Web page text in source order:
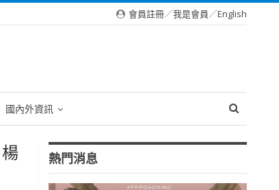
會員註冊／我是會員／English
國內外資訊
熱門消息